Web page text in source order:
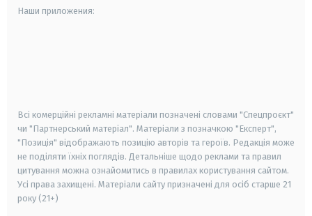
Наши приложения:
Всі комерційні рекламні матеріали позначені словами "Спецпроєкт"
чи "Партнерський матеріал". Матеріали з позначкою "Експерт",
"Позиція" відображають позицію авторів та героїв. Редакція може
не поділяти їхніх поглядів. Детальніше щодо реклами та правил
цитування можна ознайомитись в правилах користування сайтом.
Усі права захищені. Матеріали сайту призначені для осіб старше 21
року (21+)